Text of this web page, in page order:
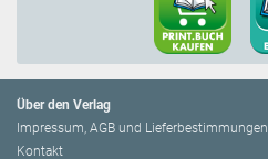
Über den Verlag
Impressum, AGB und Lieferbestimmungen
Kontakt